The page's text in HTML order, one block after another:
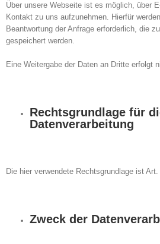
Über unsere Webseite ist es möglich, über
Kontakt zu uns aufzunehmen. Hierfür
Beantwortung der Anfrage erforderlich, die
gespeichert werden.
Eine Weitergabe der Daten an Dritte erfolgt
Rechtsgrundlage für
Datenverarbeitung
Die hier verwendete Rechtsgrundlage ist
Zweck der